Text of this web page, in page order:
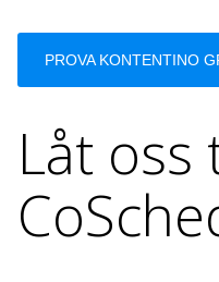
PROVA KONTENTINO
Låt